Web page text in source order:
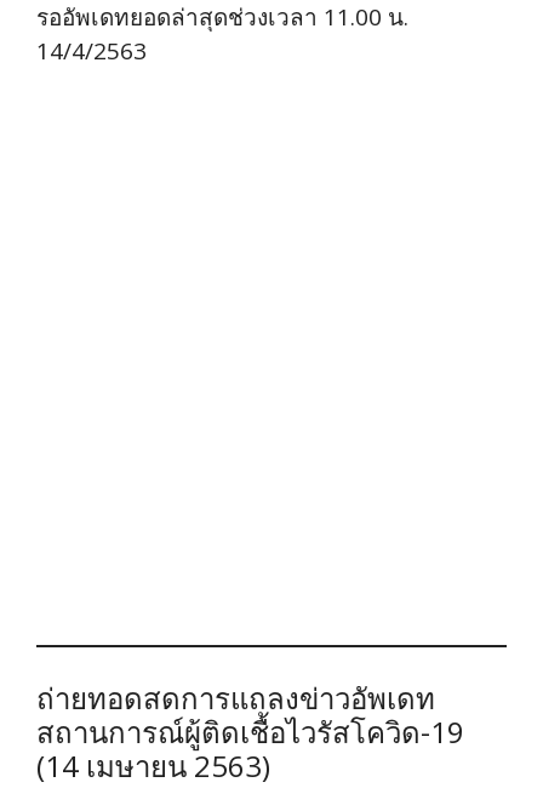
รออัพเดทยอดล่าสุดช่วงเวลา 11.00 น.
14/4/2563
ถ่ายทอดสดการแถลงข่าวอัพเดท
สถานการณ์ผู้ติดเชื้อไวรัสโควิด-19
(14 เมษายน 2563)